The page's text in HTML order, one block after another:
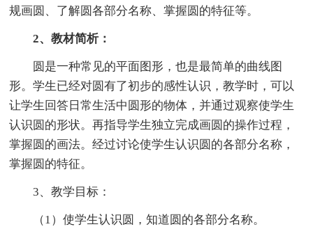
规画圆、了解圆各部分名称、掌握圆的特征等。
2、教材简析：
圆是一种常见的平面图形，也是最简单的曲线图
形。学生已经对圆有了初步的感性认识，教学时，可以
让学生回答日常生活中圆形的物体，并通过观察使学生
认识圆的形状。再指导学生独立完成画圆的操作过程，
掌握圆的画法。经过讨论使学生认识圆的各部分名称，
掌握圆的特征。
3、教学目标：
（1）使学生认识圆，知道圆的各部分名称。